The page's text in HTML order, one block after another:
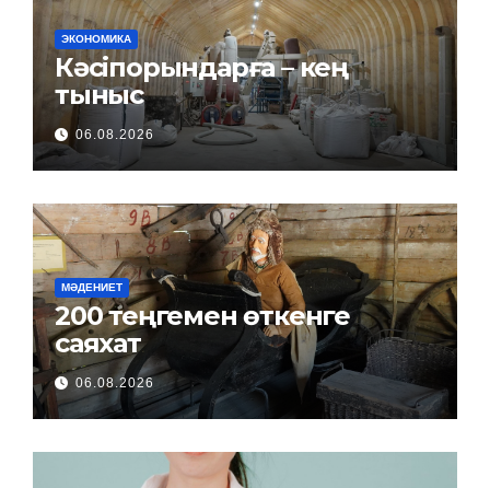
ЭКОНОМИКА
Кәсіпорындарға – кең
тыныс
06.08.2026
МӘДЕНИЕТ
200 теңгемен өткенге
саяхат
06.08.2026